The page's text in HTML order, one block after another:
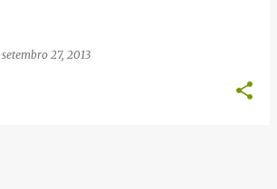
setembro 27, 2013